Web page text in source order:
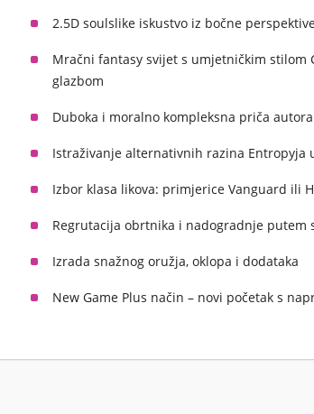
2.5D soulslike iskustvo iz bočne
Mračni fantasy svijet s umjetničkim stilom
glazbom
Duboka i moralno kompleksna priča
Istraživanje alternativnih razina Entropyja
Izbor klasa likova: primjerice Vanguard ili
Regrutacija obrtnika i nadogradnje putem
Izrada snažnog oružja, oklopa i dodataka
New Game Plus način – novi početak s